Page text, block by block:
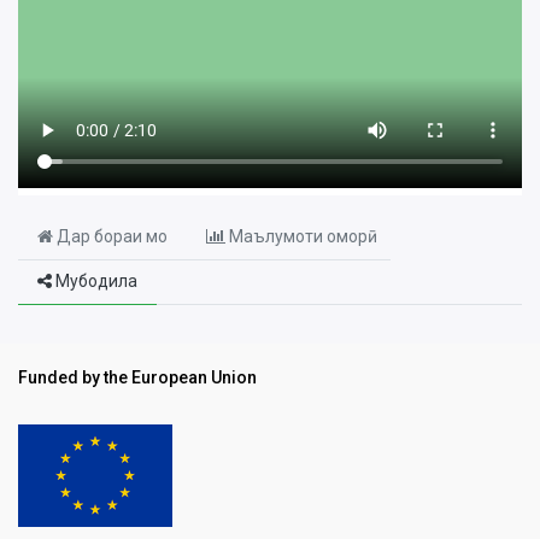
Дар бораи мо Маълумоти оморӣ
Мубодила
Funded by the European Union